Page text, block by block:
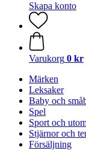
Skapa konto
Varukorg 0 kr
Märken
Leksaker
Baby och
Spel
Sport och
Stjärnor och
Försäljning